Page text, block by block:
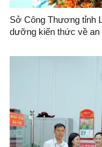
Sở Công Thương tỉnh
dưỡng